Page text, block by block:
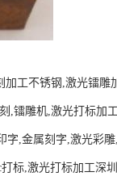
工不锈钢,激光镭雕
,镭雕机,激光打标加
字,金属刻字,激光彩
标,激光打标加工深